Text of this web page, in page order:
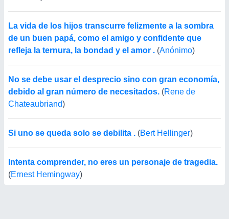
La vida de los hijos transcurre felizmente a la sombra
de un buen papá, como el amigo y confidente que
refleja la ternura, la bondad y el amor . (Anónimo)
No se debe usar el desprecio sino con gran economía,
debido al gran número de necesitados. (Rene de
Chateaubriand)
Si uno se queda solo se debilita . (Bert Hellinger)
Intenta comprender, no eres un personaje de tragedia.
(Ernest Hemingway)